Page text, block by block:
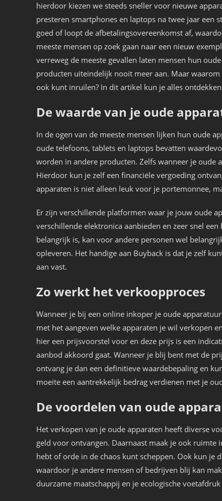
hierdoor kiezen we steeds sneller voor nieuwe
presteren smartphones en laptops na twee jaar een
goed of loopt de afbetalingsovereenkomst af,
meeste mensen op zoek gaan naar een nieuw
verreweg de meeste gevallen laten mensen hun
producten uiteindelijk nooit meer aan. Maar
ook kunt inruilen? In dit artikel kun je alles
De waarde van je oude
In de ogen van de meeste mensen lijken hun oude
oude telefoons, tablets en laptops bevatten
worden in andere producten. Zelfs wanneer je oude
Hierdoor kun je zelf een financiële vergoeding
apparaten is niet alleen leuk voor je portemonnee,
Er zijn verschillende platformen waar je jouw oude
verschillende elektronica aanbieden en zeer snel
belangrijk is, kan voor andere personen wel
opleveren. Het handige aan Buyback is dat je zelf
aan vast.
Zo werkt het verkoopproces
Wanneer je bij een online inkoper je oude
met het aangeven welke apparaten je wil verkopen
hier een prijsvoorstel voor en deze prijs is een
aanbod akkoord gaat. Wanneer je blij bent met de
ontvang je dan een definitieve waardebepaling en
moeite een aantrekkelijk bedrag verdienen met je
De voordelen van oude
Het verkopen van je oude apparaten heeft diverse
geld voor ontvangen. Daarnaast maak je ook
hebt of orde in de chaos kunt scheppen. Ook kun je
waardoor je andere mensen of bedrijven blij kan
duurzame maatschappij en je ecologische